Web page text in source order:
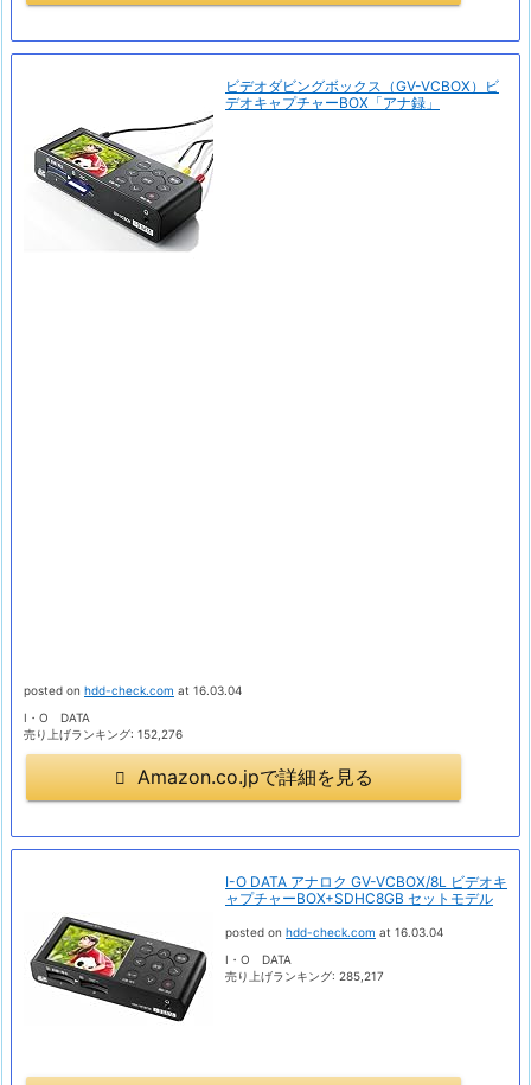
ビデオダビングボックス（GV-VCBOX）ビ
デオキャプチャーBOX「アナ録」
posted on hdd-check.com at 16.03.04
I・O DATA
売り上げランキング: 152,276
Amazon.co.jpで詳細を見る
I-O DATA アナロク GV-VCBOX/8L ビデオキ
ャプチャーBOX+SDHC8GB セットモデル
posted on hdd-check.com at 16.03.04
I・O DATA
売り上げランキング: 285,217